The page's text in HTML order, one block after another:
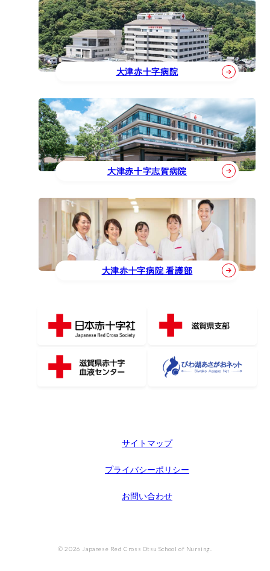
大津赤十字病院
大津赤十字志賀病院
大津赤十字病院 看護部
サイトマップ
プライバシーポリシー
お問い合わせ
© 2026 Japanese Red Cross Otsu School of Nursing.